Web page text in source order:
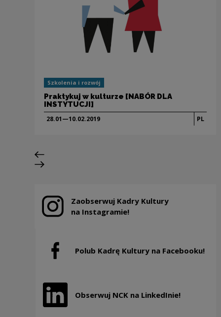
Szkolenia i rozwój
Praktykuj w kulturze [NABÓR DLA
INSTYTUCJI]
28.01—10.02.2019 PL
Poprzedni slajd
Następny slajd
Zaobserwuj Kadry Kultury
na Instagramie!
Uwaga, link zostanie otwarty w nowym oknie
Polub Kadrę Kultury na Facebooku!
Uwaga, link zostanie otwarty w nowym oknie
Obserwuj NCK na LinkedInie!
Uwaga, link zostanie otwarty w nowym oknie